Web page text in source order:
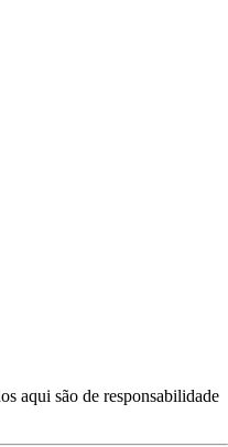
aqui são de responsabilidade